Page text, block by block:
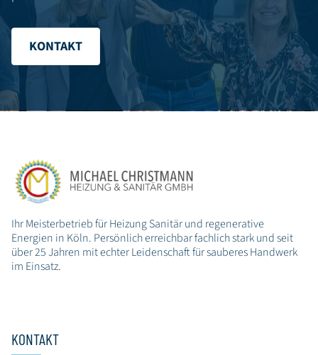
KONTAKT
Ihr Meisterbetrieb für Heizung Sanitär und regenerative
Energien in Köln. Persönlich erreichbar fachlich stark und seit
über 25 Jahren mit echter Leidenschaft für sauberes Handwerk
im Einsatz.
KONTAKT